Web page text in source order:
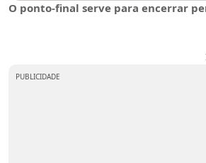
O ponto-final serve para encerrar
PUBLICIDADE